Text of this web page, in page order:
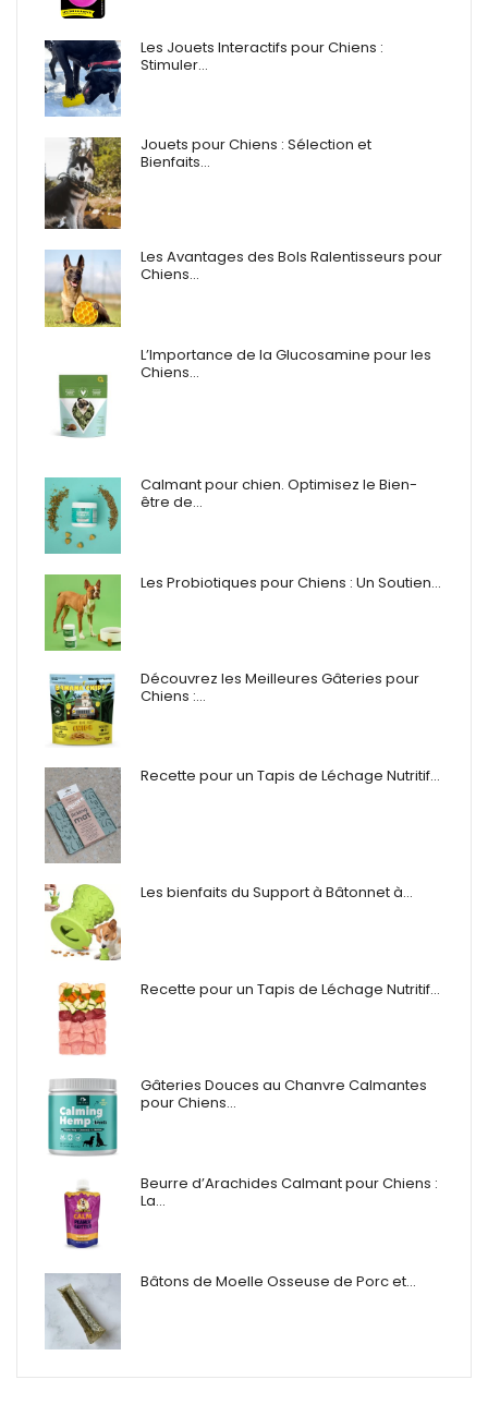
Les Jouets Interactifs pour Chiens :
Stimuler…
Jouets pour Chiens : Sélection et
Bienfaits…
Les Avantages des Bols Ralentisseurs pour
Chiens…
L’Importance de la Glucosamine pour les
Chiens…
Calmant pour chien. Optimisez le Bien-
être de…
Les Probiotiques pour Chiens : Un Soutien…
Découvrez les Meilleures Gâteries pour
Chiens :…
Recette pour un Tapis de Léchage Nutritif…
Les bienfaits du Support à Bâtonnet à…
Recette pour un Tapis de Léchage Nutritif…
Gâteries Douces au Chanvre Calmantes
pour Chiens…
Beurre d’Arachides Calmant pour Chiens :
La…
Bâtons de Moelle Osseuse de Porc et…